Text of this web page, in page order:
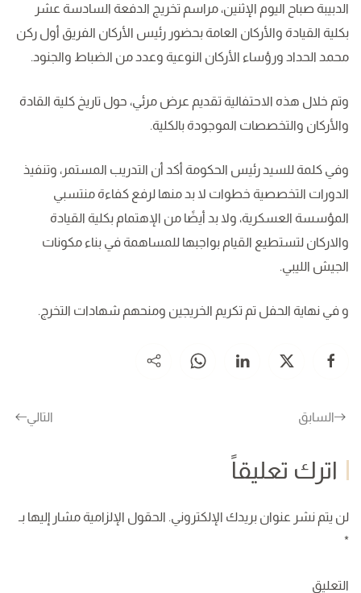
الدبيبة صباح اليوم الإثنين، مراسم تخريج الدفعة السادسة عشر
بكلية القيادة والأركان العامة بحضور رئيس الأركان الفريق أول ركن
محمد الحداد ورؤساء الأركان النوعية وعدد من الضباط والجنود.
وتم خلال هذه الاحتفالية تقديم عرض مرئي، حول تاريخ كلية القادة
والأركان والتخصصات الموجودة بالكلية.
وفي كلمة للسيد رئيس الحكومة أكد أن التدريب المستمر، وتنفيذ
الدورات التخصصية خطوات لا بد منها لرفع كفاءة منتسبي
المؤسسة العسكرية، ولا بد أيضًا من الإهتمام بكلية القيادة
والاركان لتستطيع القيام بواجبها للمساهمة في بناء مكونات
الجيش الليبي.
و في نهاية الحفل تم تكريم الخريجين ومنحهم شهادات التخرج.
السابق التالي
اترك تعليقاً
لن يتم نشر عنوان بريدك الإلكتروني. الحقول الإلزامية مشار إليها بـ
*
التعليق